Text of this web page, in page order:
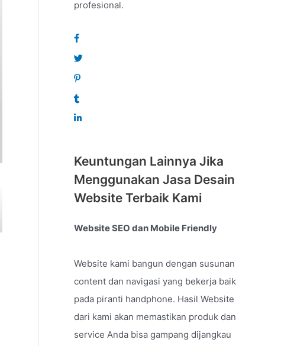
profesional.
Keuntungan Lainnya Jika
Menggunakan Jasa Desain
Website Terbaik Kami
Website SEO dan Mobile Friendly
Website kami bangun dengan susunan
content dan navigasi yang bekerja baik
pada piranti handphone. Hasil Website
dari kami akan memastikan produk dan
service Anda bisa gampang dijangkau